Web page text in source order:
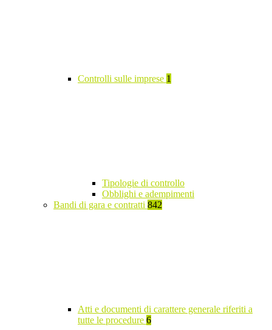
Controlli sulle imprese 1
Tipologie di controllo
Obblighi e adempimenti
Bandi di gara e contratti 842
Atti e documenti di carattere generale riferiti a
tutte le procedure 6